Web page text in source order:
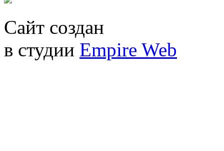
Сайт создан
в студии Empire Web